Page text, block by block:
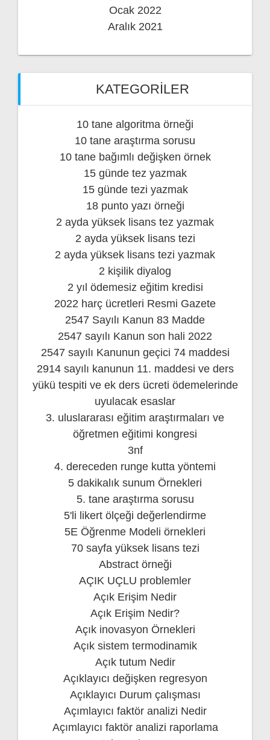
Ocak 2022
Aralık 2021
KATEGORILER
10 tane algoritma örneği
10 tane araştırma sorusu
10 tane bağımlı değişken örnek
15 günde tez yazmak
15 günde tezi yazmak
18 punto yazı örneği
2 ayda yüksek lisans tez yazmak
2 ayda yüksek lisans tezi
2 ayda yüksek lisans tezi yazmak
2 kişilik diyalog
2 yıl ödemesiz eğitim kredisi
2022 harç ücretleri Resmi Gazete
2547 Sayılı Kanun 83 Madde
2547 sayılı Kanun son hali 2022
2547 sayılı Kanunun geçici 74 maddesi
2914 sayılı kanunun 11. maddesi ve ders
yükü tespiti ve ek ders ücreti ödemelerinde
uyulacak esaslar
3. uluslararası eğitim araştırmaları ve
öğretmen eğitimi kongresi
3nf
4. dereceden runge kutta yöntemi
5 dakikalık sunum Örnekleri
5. tane araştırma sorusu
5'li likert ölçeği değerlendirme
5E Öğrenme Modeli örnekleri
70 sayfa yüksek lisans tezi
Abstract örneği
AÇIK UÇLU problemler
Açık Erişim Nedir
Açık Erişim Nedir?
Açık inovasyon Örnekleri
Açık sistem termodinamik
Açık tutum Nedir
Açıklayıcı değişken regresyon
Açıklayıcı Durum çalışması
Açımlayıcı faktör analizi Nedir
Açımlayıcı faktör analizi raporlama